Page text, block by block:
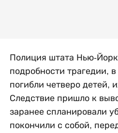
Полиция штата Нью-
подробности трагедии, в
погибли четверо детей,
Следствие пришло к
заранее спланировали
покончили с собой,